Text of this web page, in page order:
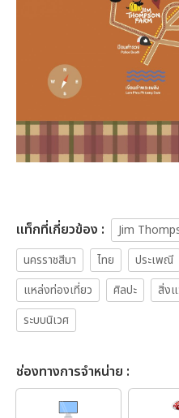
เเท็กที่เกี่ยวข้อง : Jim
นครราชสีมา
ไทย ประเพณี
แหล่งท่องเที่ยว
ศิลปะ สิ่ง
ระบบนิเวศ
ช่องทางการจำหน่าย :